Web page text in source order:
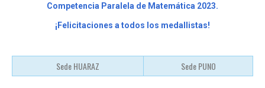
Competencia Paralela de Matemática 2023.
¡Felicitaciones a todos los medallistas!
Sede HUARAZ Sede PUNO